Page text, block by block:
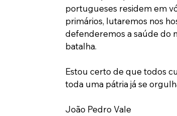
portugueses residem em
primários, lutaremos nos
defenderemos a saúde do
batalha.
Estou certo de que todos
toda uma pátria já se
João Pedro Vale